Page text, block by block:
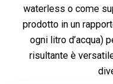
waterless o come
prodotto in un
ogni litro d’acqua)
risultante è